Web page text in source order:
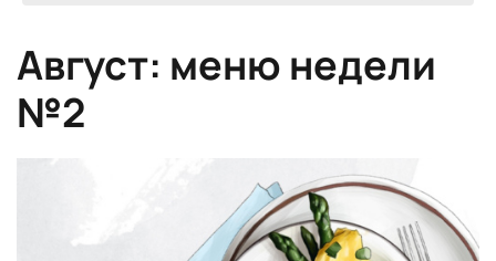
Август: меню недели
№2